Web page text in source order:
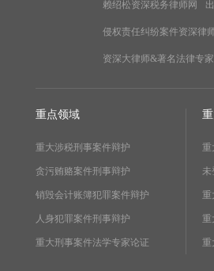
赖绍松资深税务律师网
侵权责任纠纷案件资深律
资深大律师&著名法律专
重点领域
重大涉税刑事案件辩护
贪污贿赂案件刑事辩护
销毁会计账簿犯罪案件辩护
人身犯罪案件刑事辩护
重大刑事案件法学专家论证
重
未
重
重
重